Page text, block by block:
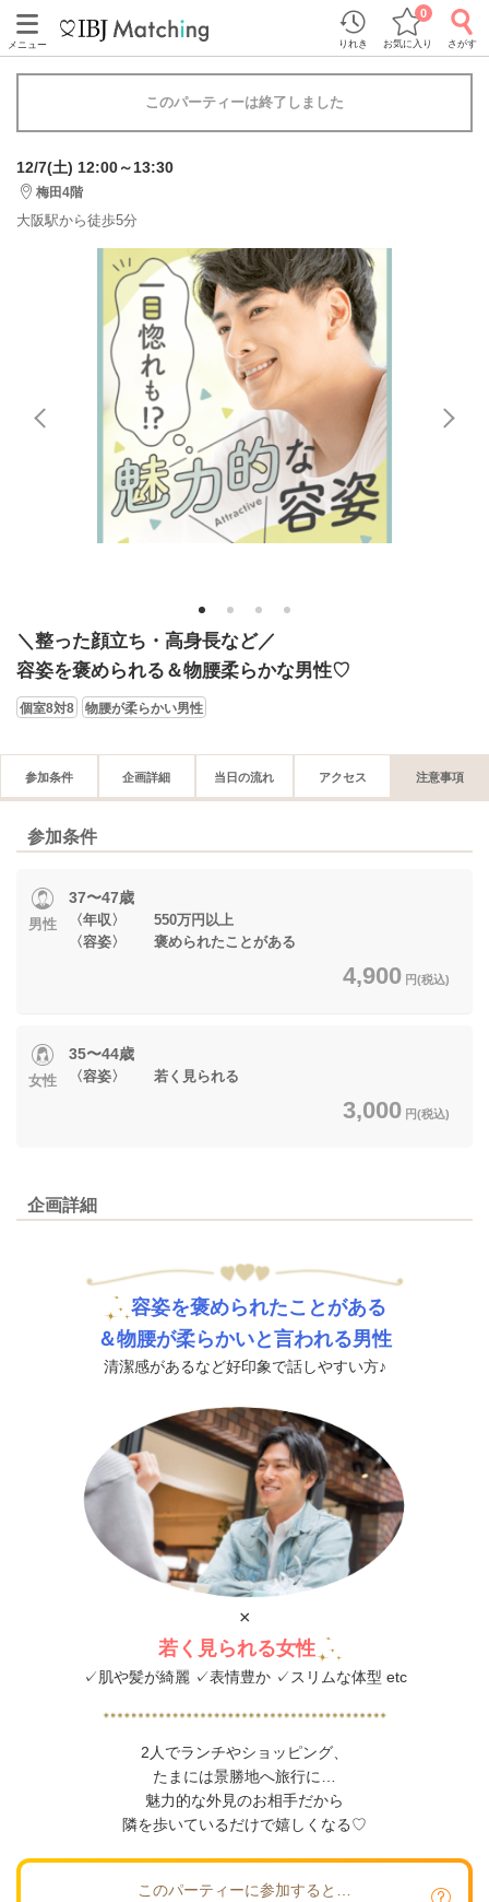
メニュー りれき お気に入り
0
さがす
このパーティーは終了しました
12/7(土) 12:00～13:30
梅田4階
大阪駅から徒歩5分
1 2 3 4
＼整った顔立ち・高身長など／
容姿を褒められる＆物腰柔らかな男性♡
個室8対8 物腰が柔らかい男性
参加条件 企画詳細 当日の流れ アクセス 注意事項
参加条件
男性
37〜47歳
〈年収〉 550万円以上
〈容姿〉 褒められたことがある
4,900 円(税込)
女性
35〜44歳
〈容姿〉 若く見られる
3,000 円(税込)
企画詳細
容姿を褒められたことがある
＆物腰が柔らかいと言われる男性
清潔感があるなど好印象で話しやすい方♪
×
若く見られる女性
✓肌や髪が綺麗 ✓表情豊か ✓スリムな体型 etc
2人でランチやショッピング、
たまには景勝地へ旅行に…
魅力的な外見のお相手だから
隣を歩いているだけで嬉しくなる♡
このパーティーに参加すると…